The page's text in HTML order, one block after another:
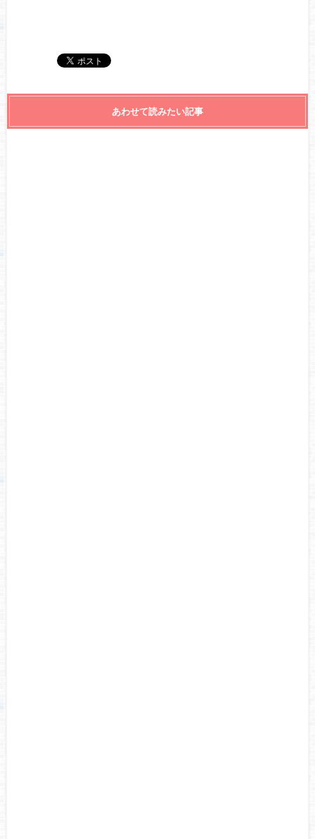
あわせて読みたい記事